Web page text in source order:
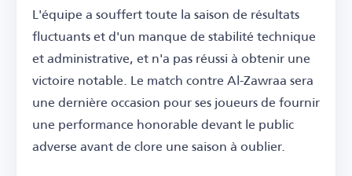
L'équipe a souffert toute la saison de résultats
fluctuants et d'un manque de stabilité technique
et administrative, et n'a pas réussi à obtenir une
victoire notable. Le match contre Al-Zawraa sera
une dernière occasion pour ses joueurs de fournir
une performance honorable devant le public
adverse avant de clore une saison à oublier.